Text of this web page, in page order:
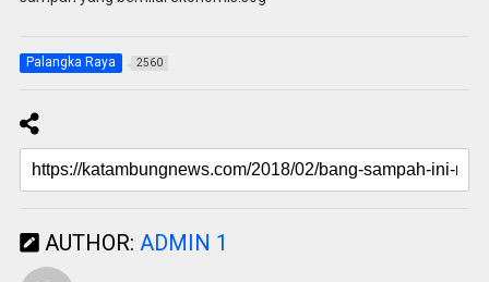
Palangka Raya 2560
AUTHOR: ADMIN 1